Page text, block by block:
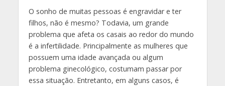
O sonho de muitas pessoas é engravidar e ter
filhos, não é mesmo? Todavia, um grande
problema que afeta os casais ao redor do mundo
é a infertilidade. Principalmente as mulheres que
possuem uma idade avançada ou algum
problema ginecológico, costumam passar por
essa situação. Entretanto, em alguns casos, é